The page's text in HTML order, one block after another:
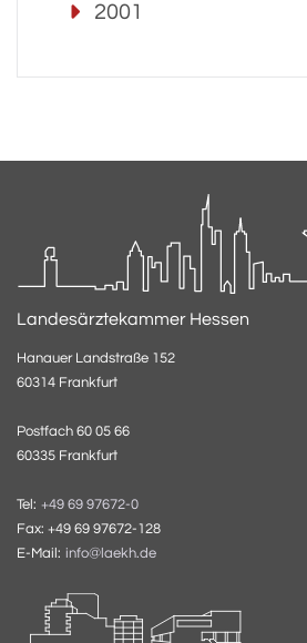
2001
Landesärztekammer Hessen
Hanauer Landstraße 152
60314 Frankfurt
Postfach 60 05 66
60335 Frankfurt
Tel: +49 69 97672-0
Fax: +49 69 97672-128
E-Mail: info@laekh.de